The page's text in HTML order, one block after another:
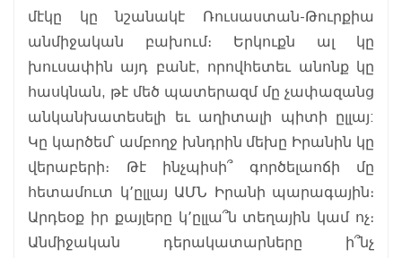
մէկը կը նշանակէ Ռուսաստան-Թուրքիա
անմիջական բախում։ Երկուքն ալ կը
խուսափին այդ բանէ, որովհետեւ անոնք կը
հասկնան, թէ մեծ պատերազմ մը չափազանց
անկանխատեսելի եւ աղիտալի պիտի ըլլայ:
Կը կարծեմ՝ ամբողջ խնդրին մեխը Իրանին կը
վերաբերի։ Թէ ինչպիսի՞ գործելաոճի մը
հետամուտ կ՚ըլլայ ԱՄՆ Իրանի պարագային։
Արդեօք իր քայլերը կ՚ըլլա՞ն տեղային կամ ոչ։
Անմիջական դերակատարները ի՞նչ